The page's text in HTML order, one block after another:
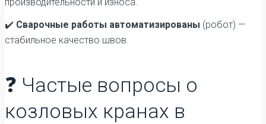
✔️ Сварочные работы автоматизированы (робот) —
стабильное качество швов.
❓ Частые вопросы о
козловых кранах в